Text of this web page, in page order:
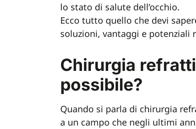
lo stato di salute dell’occhio.
Ecco tutto quello che devi
soluzioni, vantaggi e potenziali
Chirurgia
possibile?
Quando si parla di chirurgia
a un campo che negli ultimi